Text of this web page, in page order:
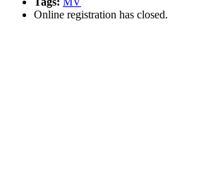
Online registration has closed.